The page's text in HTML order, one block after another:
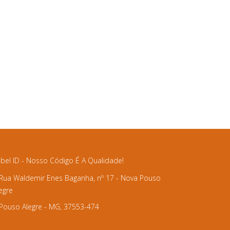
ID - Nosso Código É A Qualidade!
Waldemir Enes Baganha, nº 17 - Nova Pouso
Alegre - MG, 37553-474